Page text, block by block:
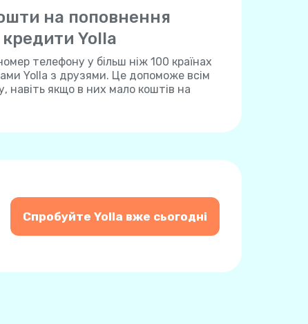
на поповнення
Yolla
телефону у більш ніж 100 країнах
Yolla з друзями. Це допоможе всім
навіть якщо в них мало коштів на
Спробуйте Yolla вже сьогодні